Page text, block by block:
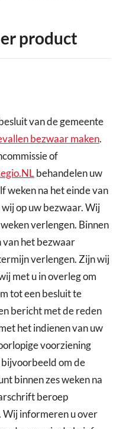
product
van de gemeente
bezwaar maken.
of
behandelen uw
weken na het einde van
op uw bezwaar. Wij
verlengen. Binnen
van het bezwaar
verlengen. Zijn wij
met u in overleg om
tot een besluit te
bericht met de reden
het indienen van uw
voorziening
om de
binnen zes weken na
beroep
Wij informeren u over